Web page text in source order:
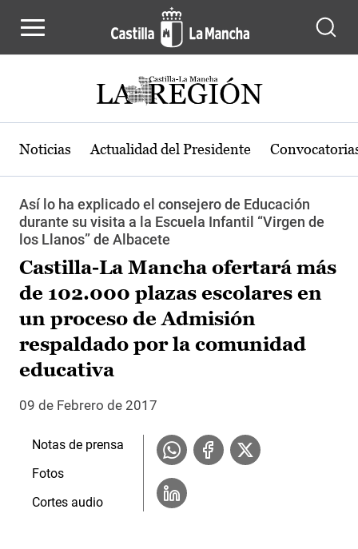
Noticias Actualidad del Presidente
Así lo ha explicado el consejero de Educación
durante su visita a la Escuela Infantil “Virgen de
los Llanos” de Albacete
Castilla-La Mancha ofertará más
de 102.000 plazas escolares en
un proceso de Admisión
respaldado por la comunidad
educativa
09 de Febrero de 2017
Notas de prensa
Fotos
Cortes audio